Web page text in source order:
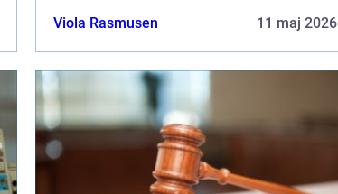
Viola Rasmusen 11 maj 2026